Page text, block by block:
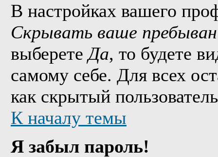
В настройках вашего
Скрывать ваше
выберетеДа, то будете
самому себе. Для всех
как скрытый
К началу темы
Я забыл пароль!